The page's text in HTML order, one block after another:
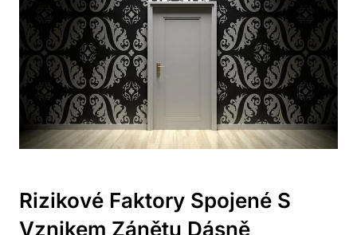
Rizikové Faktory Spojené S
Vznikem Zánětu Dásně